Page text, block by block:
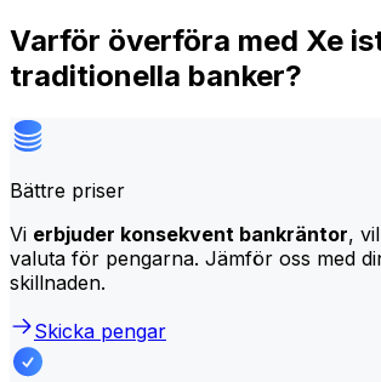
Varför överföra med Xe
traditionella banker?
Bättre priser
Vi erbjuder konsekvent bankräntor,
valuta för pengarna. Jämför oss med
skillnaden.
Skicka pengar